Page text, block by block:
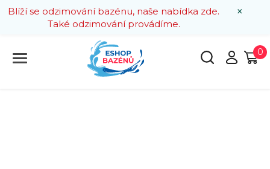
×
Blíží se odzimování bazénu, naše nabídka zde.
Také odzimování provádíme.
0